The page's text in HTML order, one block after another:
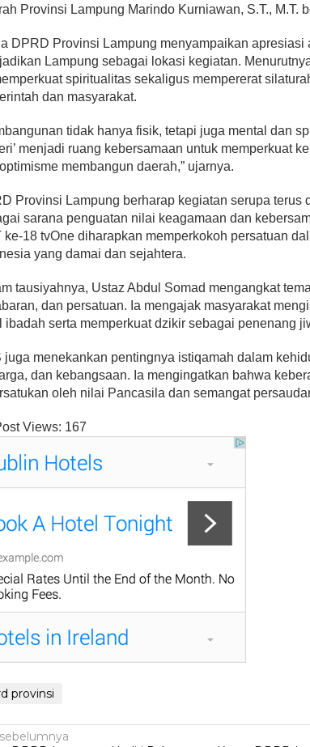
Provinsi Lampung Marindo Kurniawan, S.T., M.T.
DPRD Provinsi Lampung menyampaikan apresiasi
Lampung sebagai lokasi kegiatan.
spiritualitas sekaligus mempererat
dan masyarakat.
tidak hanya fisik, tetapi juga mental dan
menjadi ruang kebersamaan untuk memperkuat
membangun daerah,” ujarnya.
Provinsi Lampung berharap kegiatan serupa terus
sarana penguatan nilai keagamaan dan
ke-18 tvOne diharapkan memperkokoh persatuan
yang damai dan sejahtera.
tausiyahnya, Ustaz Abdul Somad mengangkat
dan persatuan. Ia mengajak masyarakat
ibadah serta memperkuat dzikir sebagai penenang
juga menekankan pentingnya istiqamah dalam
dan kebangsaan. Ia mengingatkan bahwa
oleh nilai Pancasila dan semangat
Views: 167
provinsi